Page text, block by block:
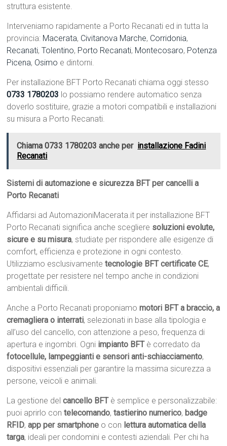
struttura esistente.
Interveniamo rapidamente a Porto Recanati ed in tutta la
provincia: Macerata, Civitanova Marche, Corridonia,
Recanati,Tolentino, Porto Recanati, Montecosaro, Potenza
Picena, Osimo e dintorni.
Per installazione BFT Porto Recanati chiama oggi stesso
0733 1780203 lo possiamo rendere automatico senza
doverlo sostituire, grazie a motori compatibili e installazioni
su misura a Porto Recanati.
Chiama 0733 1780203 anche per installazione Fadini
Recanati
Sistemi di automazione e sicurezza BFT per cancelli a
Porto Recanati
Affidarsi ad AutomazioniMacerata.it per installazione BFT
Porto Recanati significa anche scegliere soluzioni evolute,
sicure e su misura, studiate per rispondere alle esigenze di
comfort, efficienza e protezione in ogni contesto.
Utilizziamo esclusivamentetecnologie BFT certificate CE,
progettate per resistere nel tempo anche in condizioni
ambientali difficili.
Anche a Porto Recanati proponiamomotori BFT a braccio, a
cremagliera o interrati, selezionati in base alla tipologia e
all’uso del cancello, con attenzione a peso, frequenza di
apertura e ingombri. Ogni impianto BFTè corredato da
fotocellule, lampeggianti e sensori anti-schiacciamento,
dispositivi essenziali per garantire la massima sicurezza a
persone, veicoli e animali.
La gestione delcancello BFTè semplice e personalizzabile:
puoi aprirlo contelecomando,tastierino numerico, badge
RFID,app per smartphone o con lettura automatica della
targa, ideali per condomini e contesti aziendali. Per chi ha